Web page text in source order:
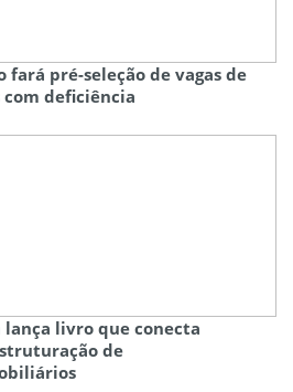
fará pré-seleção de vagas de
deficiência
lança livro que conecta
de